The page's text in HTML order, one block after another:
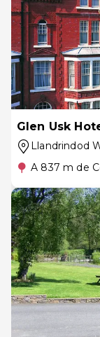
Glen Usk
Llandrindod
A 837 m de